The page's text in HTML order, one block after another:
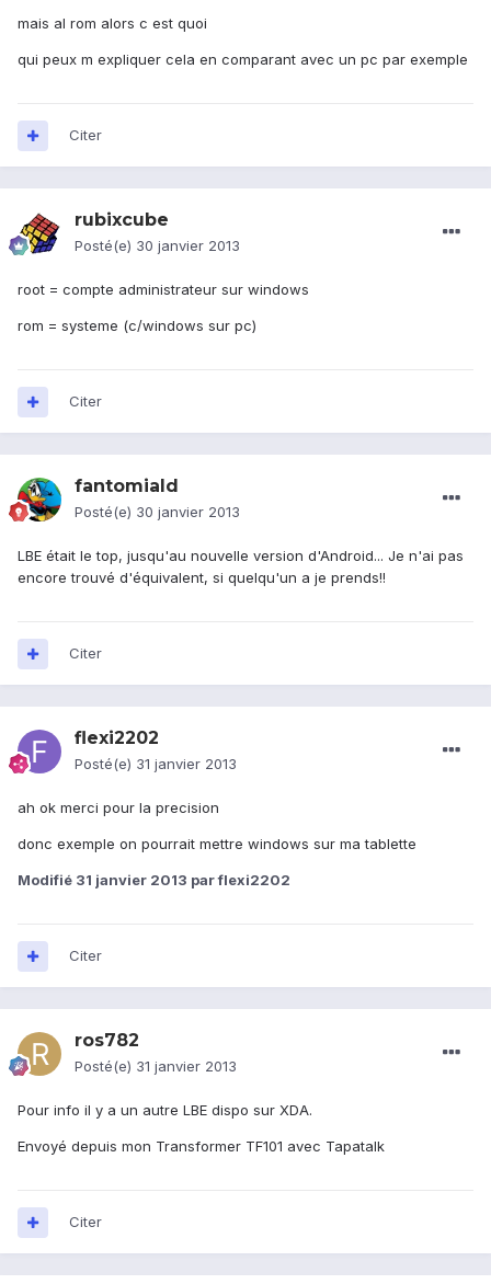
mais al rom alors c est quoi
qui peux m expliquer cela en comparant avec un pc par exemple
Citer
rubixcube
Posté(e) 30 janvier 2013
root = compte administrateur sur windows
rom = systeme (c/windows sur pc)
Citer
fantomiald
Posté(e) 30 janvier 2013
LBE était le top, jusqu'au nouvelle version d'Android... Je n'ai pas
encore trouvé d'équivalent, si quelqu'un a je prends!!
Citer
flexi2202
Posté(e) 31 janvier 2013
ah ok merci pour la precision
donc exemple on pourrait mettre windows sur ma tablette
Modifié 31 janvier 2013 par flexi2202
Citer
ros782
Posté(e) 31 janvier 2013
Pour info il y a un autre LBE dispo sur XDA.
Envoyé depuis mon Transformer TF101 avec Tapatalk
Citer